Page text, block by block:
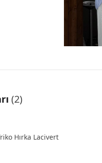
(2)
Hırka Lacivert